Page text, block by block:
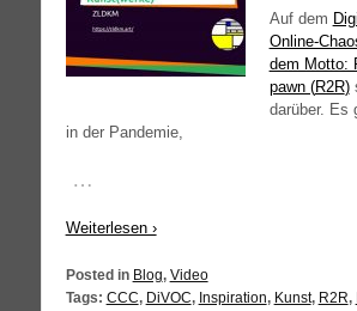
Auf dem
Online-
dem Mot­to:
pawn (R2R)
dar­über. Es
in der Pandemie,
…
Wei­ter­le­sen ›
Posted in Blog, Video
Tags: CCC, DiVOC, Inspiration, Kunst, R2R,